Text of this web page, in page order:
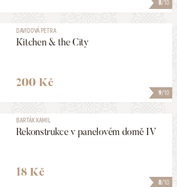
8/10
9/10
DAVIDOVÁ PETRA
Kitchen & the City
200 Kč
8/10
BARTÁK KAMIL
Rekonstrukce v panelovém domě IV
18 Kč